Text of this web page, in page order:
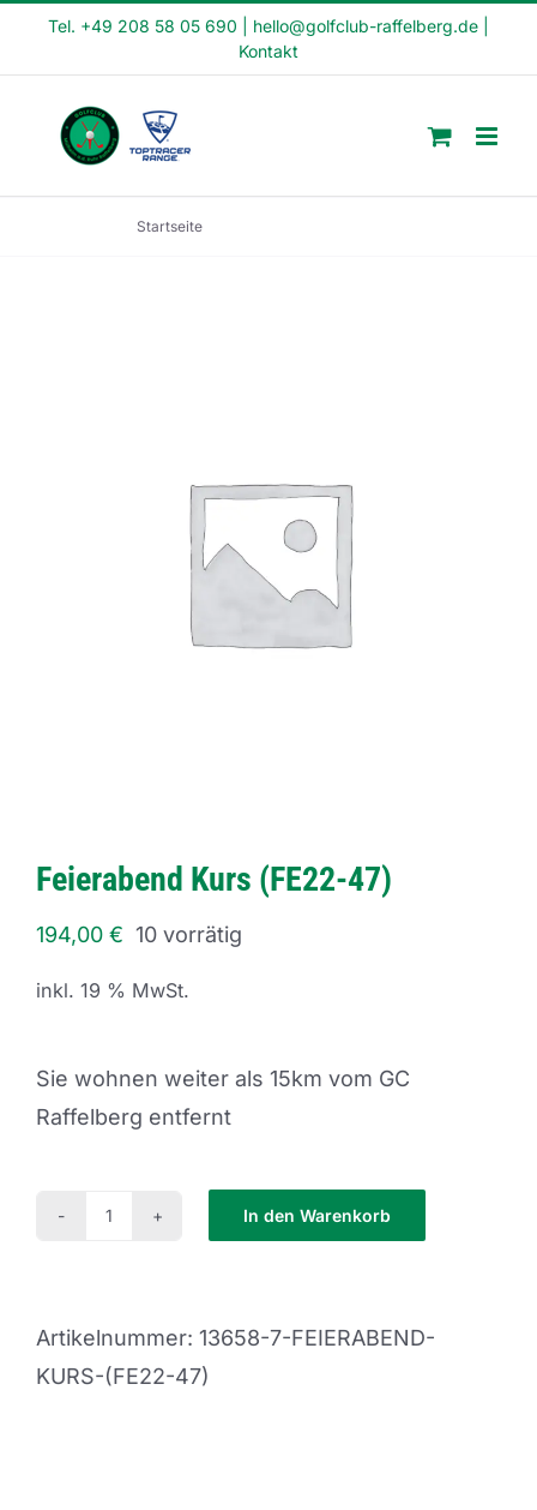
Tel. +49 208 58 05 690 hello@golfclub-raffelberg.de
Kontakt
Startseite
Feierabend Kurs (FE22-47)
194,00 € 10 vorrätig
inkl. 19 % MwSt.
Sie wohnen weiter als 15km vom GC
Raffelberg entfernt
Feierabend
47)
Menge
In den Warenkorb
Artikelnummer: 13658-7-FEIERABEND-
KURS-(FE22-47)